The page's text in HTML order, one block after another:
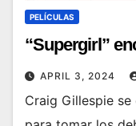
PELÍCULAS
“Supergirl”
APRIL 3, 2024
Craig Gillespie